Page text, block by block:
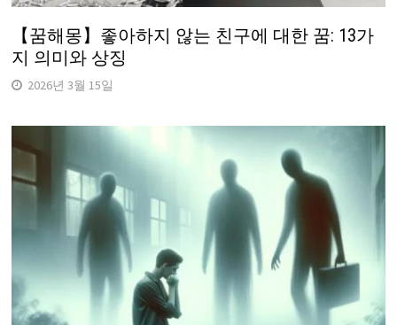
【꿈해몽】좋아하지 않는 친구에 대한 꿈: 13가
지 의미와 상징
2026년 3월 15일